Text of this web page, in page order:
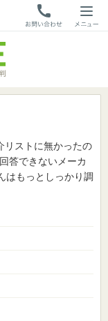
リストに無かったの
答できないメーカ
はもっとしっかり調